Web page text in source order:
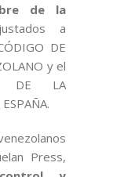
de la
a
DE
y el
DE LA
Press,